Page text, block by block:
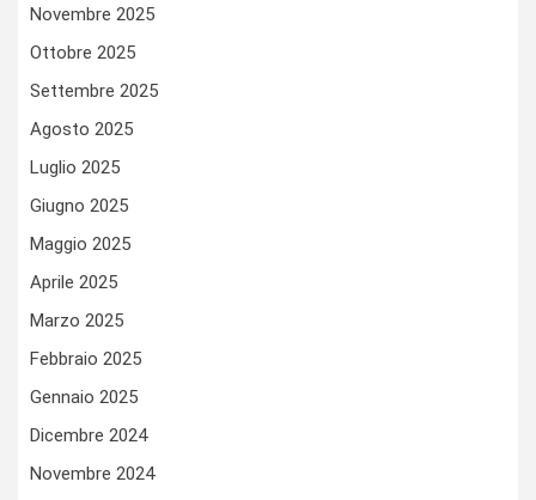
Novembre 2025
Ottobre 2025
Settembre 2025
Agosto 2025
Luglio 2025
Giugno 2025
Maggio 2025
Aprile 2025
Marzo 2025
Febbraio 2025
Gennaio 2025
Dicembre 2024
Novembre 2024